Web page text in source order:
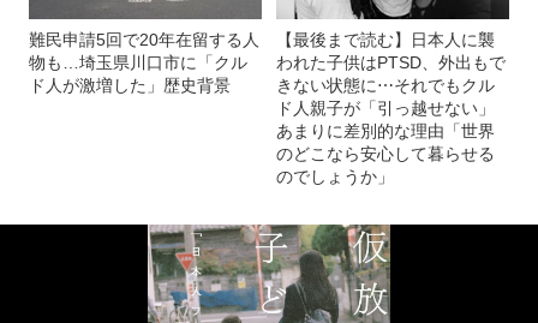
難民申請5回で20年在留する人
物も…埼玉県川口市に「クル
ド人が激増した」歴史背景
【最後まで読む】日本人に襲
われた子供はPTSD、外出もで
きない状態に⋯それでもクル
ド人親子が「引っ越せない」
あまりに差別的な理由「世界
のどこなら安心して暮らせる
のでしょうか」